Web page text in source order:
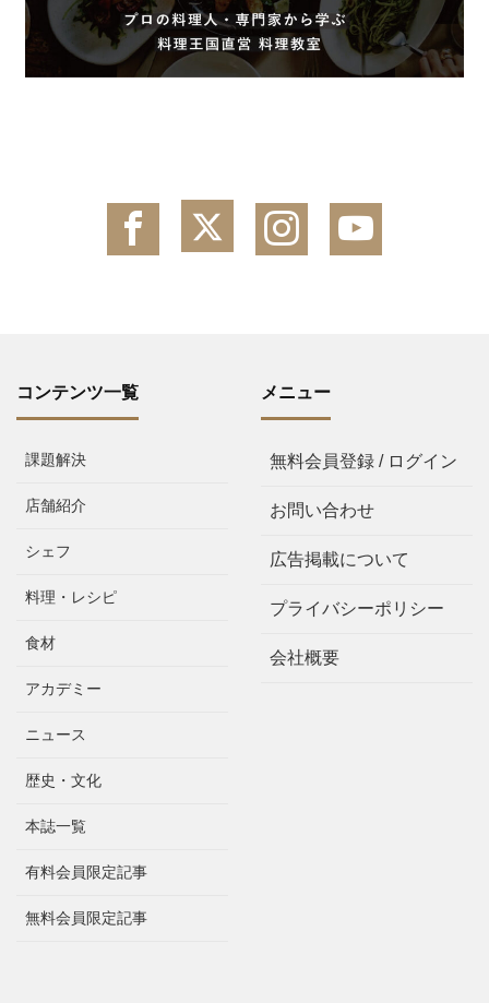
コンテンツ一覧
課題解決
店舗紹介
シェフ
料理・レシピ
食材
アカデミー
ニュース
歴史・文化
本誌一覧
有料会員限定記事
無料会員限定記事
メニュー
無料会員登録 / ログイン
お問い合わせ
広告掲載について
プライバシーポリシー
会社概要